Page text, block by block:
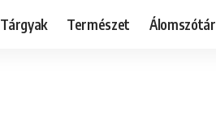
Tárgyak Természet Álomszótár